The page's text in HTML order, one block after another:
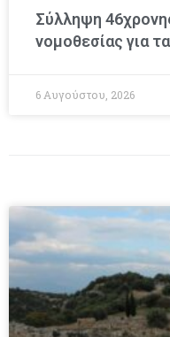
Σύλληψη
νομοθεσίας για
6 Αυγούστου, 2026